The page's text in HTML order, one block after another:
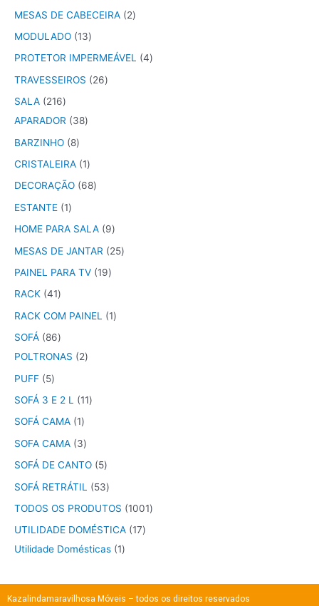
MESAS DE CABECEIRA
2
MODULADO 13
PROTETOR IMPERMEÁVEL
4
TRAVESSEIROS
26
SALA
216
APARADOR
38
BARZINHO
8
CRISTALEIRA 1
DECORAÇÃO
68
ESTANTE 1
HOME PARA SALA
9
MESAS DE JANTAR
25
PAINEL PARA TV 19
RACK 41
RACK COM PAINEL
1
SOFÁ
86
POLTRONAS
2
PUFF
5
SOFÁ 3 E 2 L
11
SOFÁ CAMA 1
SOFA CAMA
3
SOFÁ DE CANTO
5
SOFÁ RETRÁTIL
53
TODOS OS PRODUTOS
1001
UTILIDADE DOMÉSTICA 17
Utilidade Domésticas 1
Kazalindamaravilhosa Móveis – todos os direitos reservados